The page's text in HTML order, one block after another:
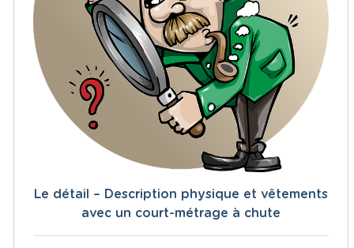
Le détail – Description physique et vêtements
avec un court-métrage à chute